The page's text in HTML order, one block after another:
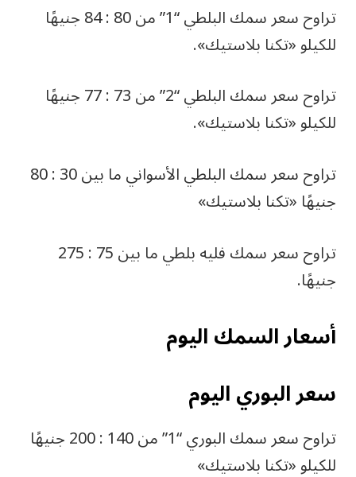
تراوح سعر سمك البلطي “1” من 80 : 84 جنيهًا
للكيلو «تكنا بلاستيك».
تراوح سعر سمك البلطي “2” من 73 : 77 جنيهًا
للكيلو «تكنا بلاستيك».
تراوح سعر سمك البلطي الأسواني ما بين 30 : 80
جنيهًا «تكنا بلاستيك»
تراوح سعر سمك فليه بلطي ما بين 75 : 275
جنيهًا.
أسعار السمك اليوم
سعر البوري اليوم
تراوح سعر سمك البوري “1” من 140 : 200 جنيهًا
للكيلو «تكنا بلاستيك»